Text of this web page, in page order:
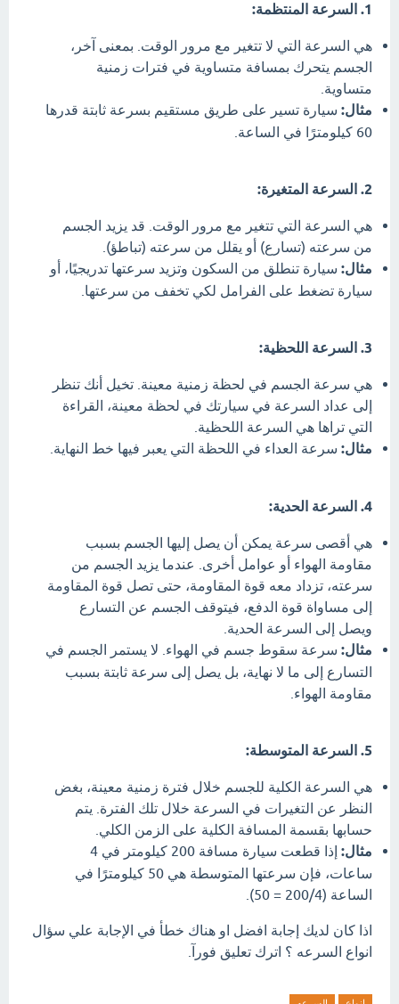
1. السرعة المنتظمة:
هي السرعة التي لا تتغير مع مرور الوقت. بمعنى آخر،
الجسم يتحرك بمسافة متساوية في فترات زمنية
متساوية.
مثال: سيارة تسير على طريق مستقيم بسرعة ثابتة قدرها
60 كيلومترًا في الساعة.
2. السرعة المتغيرة:
هي السرعة التي تتغير مع مرور الوقت. قد يزيد الجسم
من سرعته (تسارع) أو يقلل من سرعته (تباطؤ).
مثال: سيارة تنطلق من السكون وتزيد سرعتها تدريجيًا، أو
سيارة تضغط على الفرامل لكي تخفف من سرعتها.
3. السرعة اللحظية:
هي سرعة الجسم في لحظة زمنية معينة. تخيل أنك تنظر
إلى عداد السرعة في سيارتك في لحظة معينة، القراءة
التي تراها هي السرعة اللحظية.
مثال: سرعة العداء في اللحظة التي يعبر فيها خط النهاية.
4. السرعة الحدية:
هي أقصى سرعة يمكن أن يصل إليها الجسم بسبب
مقاومة الهواء أو عوامل أخرى. عندما يزيد الجسم من
سرعته، تزداد معه قوة المقاومة، حتى تصل قوة المقاومة
إلى مساواة قوة الدفع، فيتوقف الجسم عن التسارع
ويصل إلى السرعة الحدية.
مثال: سرعة سقوط جسم في الهواء. لا يستمر الجسم في
التسارع إلى ما لا نهاية، بل يصل إلى سرعة ثابتة بسبب
مقاومة الهواء.
5. السرعة المتوسطة:
هي السرعة الكلية للجسم خلال فترة زمنية معينة، بغض
النظر عن التغيرات في السرعة خلال تلك الفترة. يتم
حسابها بقسمة المسافة الكلية على الزمن الكلي.
مثال:
إذا قطعت سيارة مسافة 200 كيلومتر في 4
ساعات، فإن سرعتها المتوسطة هي 50 كيلومترًا في
الساعة (200/4 = 50).
اذا كان لديك إجابة افضل او هناك خطأ في الإجابة علي سؤال
انواع السرعه ؟ اترك تعليق فورآ.